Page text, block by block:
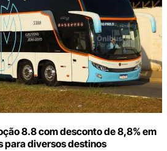
8.8 com desconto de 8,8% em
para diversos destinos